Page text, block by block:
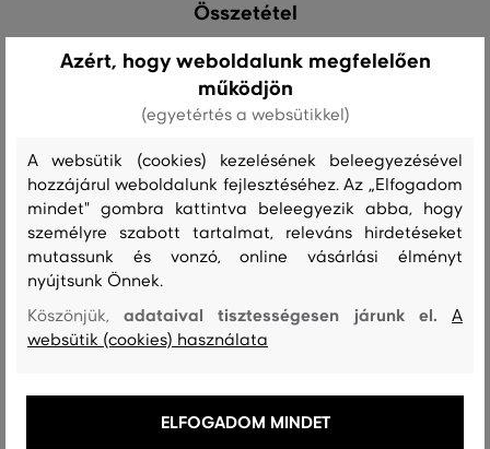
Összetétel
Kezelési útmutató
MOSÁS FEHÉRÍTÉS
Ajánlott termékek
Azért, hogy weboldalunk megfelelően
működjön
(egyetértés a websütikkel)
A websütik (cookies) kezelésének beleegyezésével
hozzájárul weboldalunk fejlesztéséhez. Az „Elfogadom
mindet" gombra kattintva beleegyezik abba, hogy
személyre szabott tartalmat, releváns hirdetéseket
mutassunk és vonzó, online vásárlási élményt
nyújtsunk Önnek.
Köszönjük,adataival tisztességesen járunk el.A
websütik (cookies) használata
ELFOGADOM MINDET